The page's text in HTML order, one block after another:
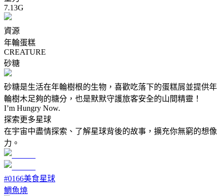
7.13G
資源
年輪蛋糕
CREATURE
砂糖
砂糖是生活在年輪樹根的生物，喜歡吃落下的蛋糕屑並提供年
輪樹木足夠的糖分，也是默默守護旅客安全的山間精靈！
I’m Hungry Now.
探索更多星球
在宇宙中盡情探索、了解星球背後的故事，擴充你無窮的想像
力。
#0166美食星球
鯛魚燒